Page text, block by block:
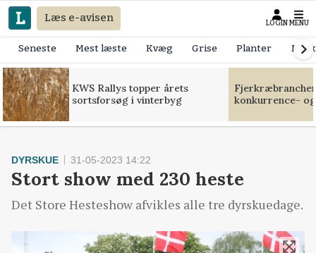
Læs e-avisen LOGIN MENU
Seneste Mest læste Kvæg Grise Planter
KWS Rallys topper årets
sortsforsøg i vinterbyg
konkurrence-
DYRSKUE 31-05-2023 14:22
Stort show med 230 heste
Det Store Hesteshow afvikles alle tre dyrskuedage.